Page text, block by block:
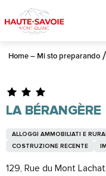
au
contenu
principal
Home – Mi sto preparando
LA BÉRANGÈRE
ALLOGGI AMMOBILIATI E
COSTRUZIONE RECENTE
129, Rue du Mont